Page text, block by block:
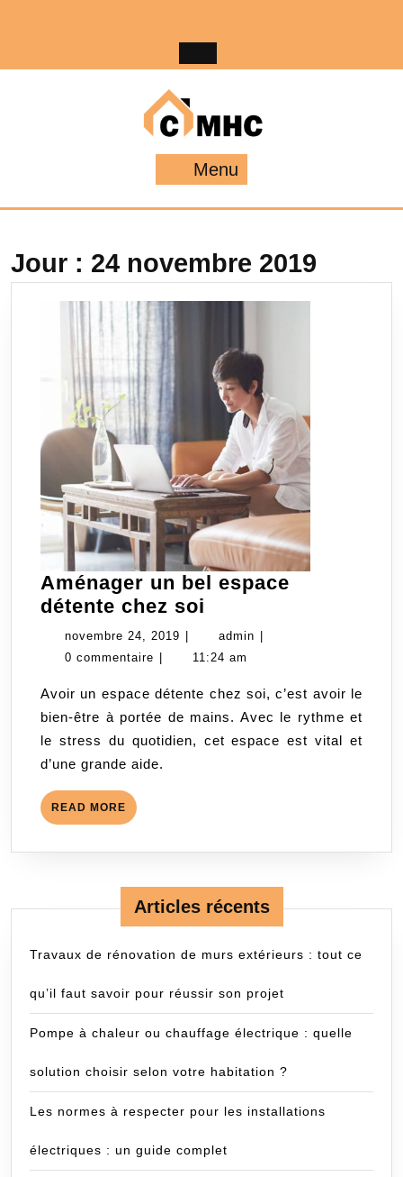
Menu
Jour : 24 novembre 2019
Aménager un bel espace
détente chez soi
un
bel
détente
chez
soi
novembre 24, 2019 novembre
24,
admin admin
0 commentaire
11:24 am
Avoir un espace détente chez soi, c’est avoir le
bien-être à portée de mains. Avec le rythme et
le stress du quotidien, cet espace est vital et
d’une grande aide.
READ MORE READ
MORE
Articles récents
Travaux de rénovation de murs extérieurs : tout ce
qu’il faut savoir pour réussir son projet
Pompe à chaleur ou chauffage électrique : quelle
solution choisir selon votre habitation ?
Les normes à respecter pour les installations
électriques : un guide complet